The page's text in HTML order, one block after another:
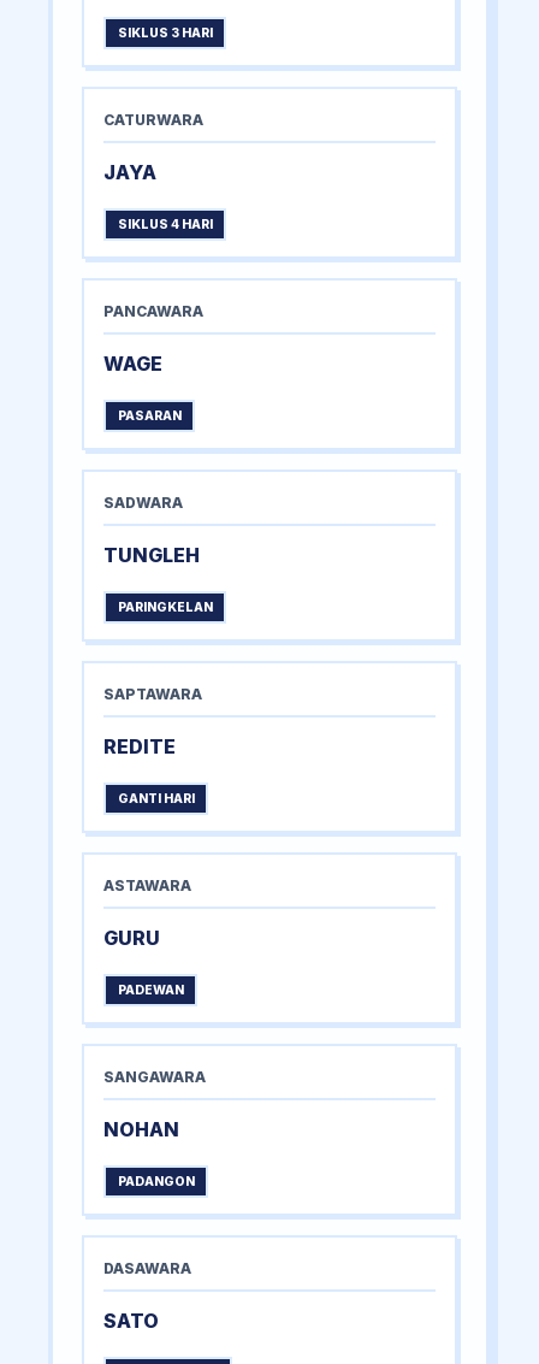
SIKLUS 3 HARI
CATURWARA
JAYA
SIKLUS 4 HARI
PANCAWARA
WAGE
PASARAN
SADWARA
TUNGLEH
PARINGKELAN
SAPTAWARA
REDITE
GANTI HARI
ASTAWARA
GURU
PADEWAN
SANGAWARA
NOHAN
PADANGON
DASAWARA
SATO